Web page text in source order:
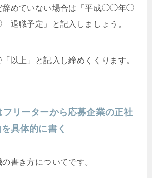
辞めていない場合は「平成◯◯年◯
職予定」と記入しましょう。
以上」と記入し締めくくります。
リーターから応募企業の正社
具体的に書く
書き方についてです。